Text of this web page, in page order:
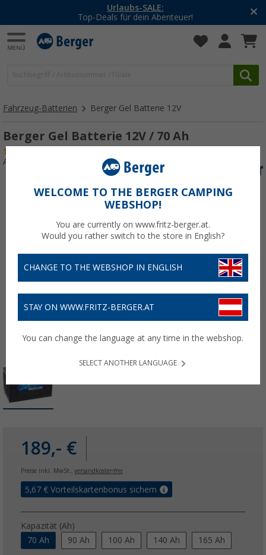
Urlaubs-SALE:
Top-Deals für dein Abenteuer!
Fahrzeug-Batterien Berger Gel Batterie 12V
Berger Gel Batterie 12V / 70 Ah
Art.-Nr.: 264250
189,- €
Preise inkl. MwSt., versandkostenfrei
5,67 € Vorteilskartenbonus sichern
Kapazität (Ah)
70 Ah
90 Ah 100 Ah 140 Ah 165 Ah
WELCOME TO THE BERGER CAMPING
WEBSHOP!
You are currently on www.fritz-berger.at.
Would you rather switch to the store in English?
CHANGE TO THE WEBSHOP IN ENGLISH
STAY ON WWW.FRITZ-BERGER.AT
You can change the language at any time in the webshop.
SELECT ANOTHER LANGUAGE